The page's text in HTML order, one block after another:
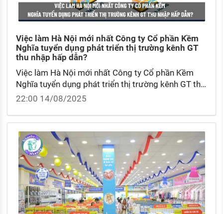
Việc làm Hà Nội mới nhất Công ty Cổ phần Kềm
Nghĩa tuyển dụng phát triển thị trường kênh GT
thu nhập hấp dẫn?
Việc làm Hà Nội mới nhất Công ty Cổ phần Kềm
Nghĩa tuyển dụng phát triển thị trường kênh GT thu
nhập hấp dẫn? Lương Nhân viên phát triển thị
22:00 14/08/2025